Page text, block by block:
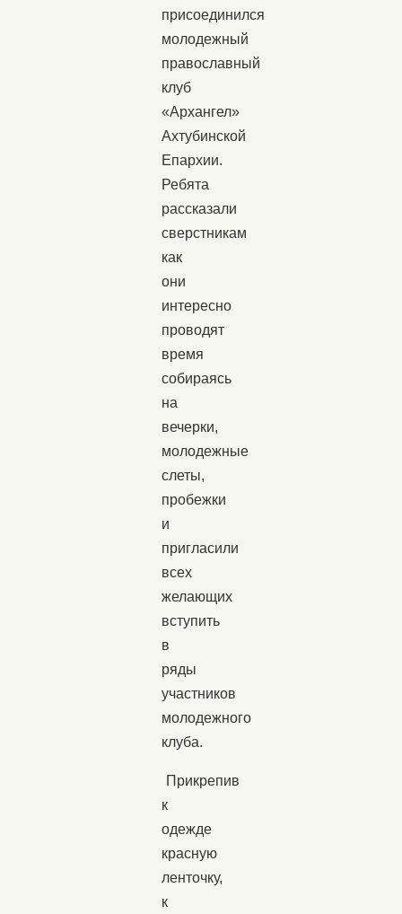
присоединился
молодежный
православный
клуб
«Архангел»
Ахтубинской
Епархии.
Ребята
рассказали
сверстникам
как
они
интересно
проводят
время
собираясь
на
вечерки,
молодежные
слеты,
пробежки
и
пригласили
всех
желающих
вступить
в
ряды
участников
молодежного
клуба.
Прикрепив
к
одежде
красную
ленточку,
к